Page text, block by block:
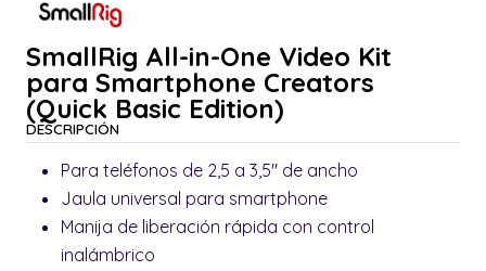
SmallRig All-in-One Video Kit
para Smartphone Creators
(Quick Basic Edition)
DESCRIPCIÓN
Para teléfonos de 2,5 a 3,5" de ancho
Jaula universal para smartphone
Manija de liberación rápida con control
inalámbrico